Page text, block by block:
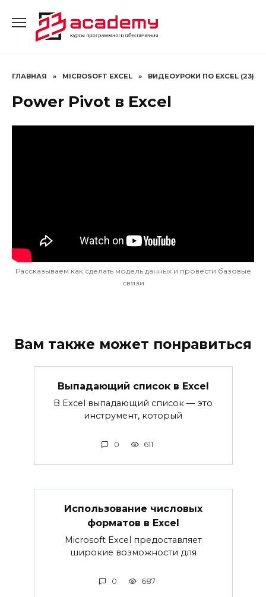
содержанию
ГЛАВНАЯ » MICROSOFT EXCEL » ВИДЕОУРОКИ ПО EXCEL (23)
Power Pivot в Excel
Рассказываем как сделать модель данных и провести базовые
связи
Вам также может понравиться
Выпадающий список в Excel
В Excel выпадающий список — это
инструмент, который
0 611
Использование числовых
форматов в Excel
Microsoft Excel предоставляет
широкие возможности для
0 687